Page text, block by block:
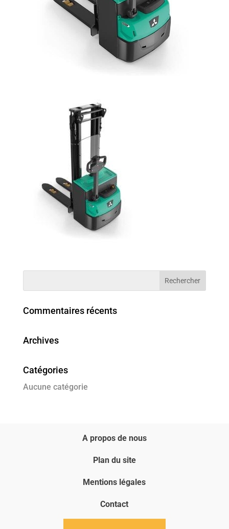
Commentaires récents
Archives
Catégories
Aucune catégorie
A propos de nous
Plan du site
Mentions légales
Contact